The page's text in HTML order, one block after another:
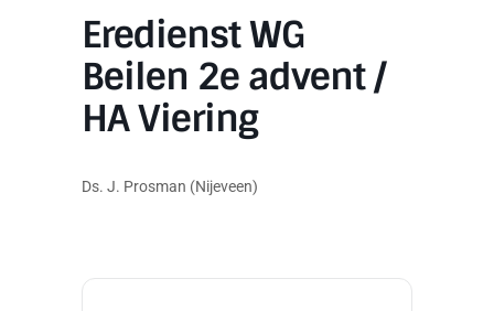
Eredienst WG
Beilen 2e advent /
HA Viering
Ds. J. Prosman (Nijeveen)